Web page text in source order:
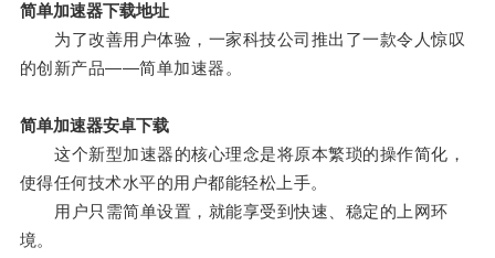
简单加速器下载地址
为了改善用户体验，一家科技公司推出了一款令人惊叹
的创新产品——简单加速器。
简单加速器安卓下载
这个新型加速器的核心理念是将原本繁琐的操作简化，
使得任何技术水平的用户都能轻松上手。
用户只需简单设置，就能享受到快速、稳定的上网环
境。